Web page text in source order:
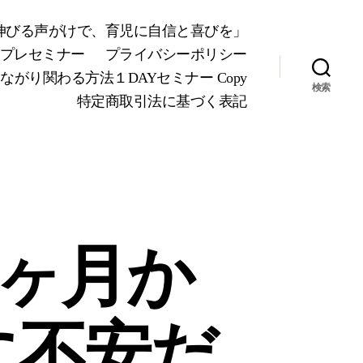
びる声がけで、育児に自信と喜びを」
レセミナー
プライバシーポリシー
がり関わる方法１DAYセミナー Copy
特定商取引法に基づく表記
検索
月か